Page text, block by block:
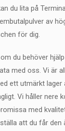
du lita på
av
för dig.
du behöver
med oss. Vi är
ett utmärkt lager
Vi håller nere
med
att du får den